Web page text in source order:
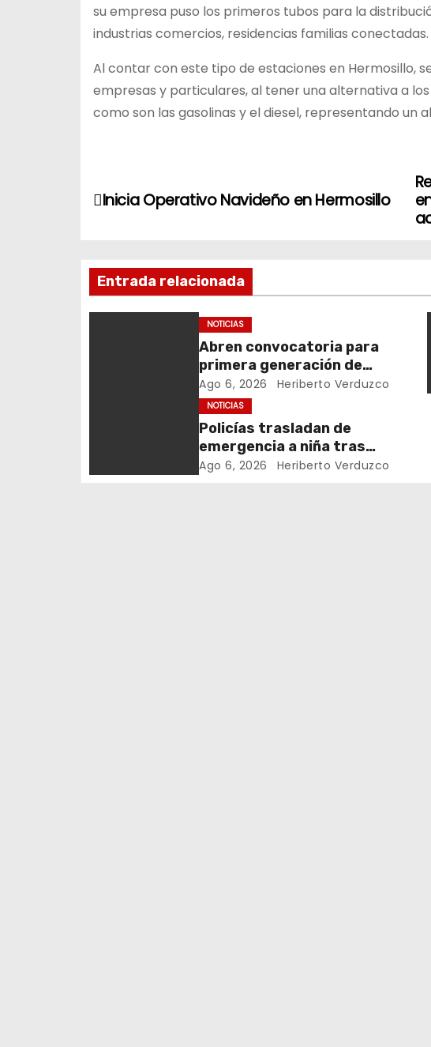
su empresa puso los primeros tubos para la
industrias comercios, residencias familias conectadas.
Al contar con este tipo de estaciones en Hermosillo,
empresas y particulares, al tener una alternativa a
como son las gasolinas y el diesel, representando un
N
e
g
Inicia Operativo Navideño en Hermosillo
Entrada relacionada
NOTICIAS
Abren convocatoria para
primera generación de
Policía Estatal
Penitenciaria
Ago 6, 2026 Heriberto Verduzco
NOTICIAS
Policías trasladan de
emergencia a niña tras
picadura de alacrán
Ago 6, 2026 Heriberto Verduzco